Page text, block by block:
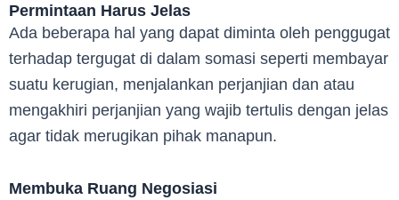
Permintaan Harus Jelas
Ada beberapa hal yang dapat diminta oleh penggugat
terhadap tergugat di dalam somasi seperti membayar
suatu kerugian, menjalankan perjanjian dan atau
mengakhiri perjanjian yang wajib tertulis dengan jelas
agar tidak merugikan pihak manapun.
Membuka Ruang Negosiasi